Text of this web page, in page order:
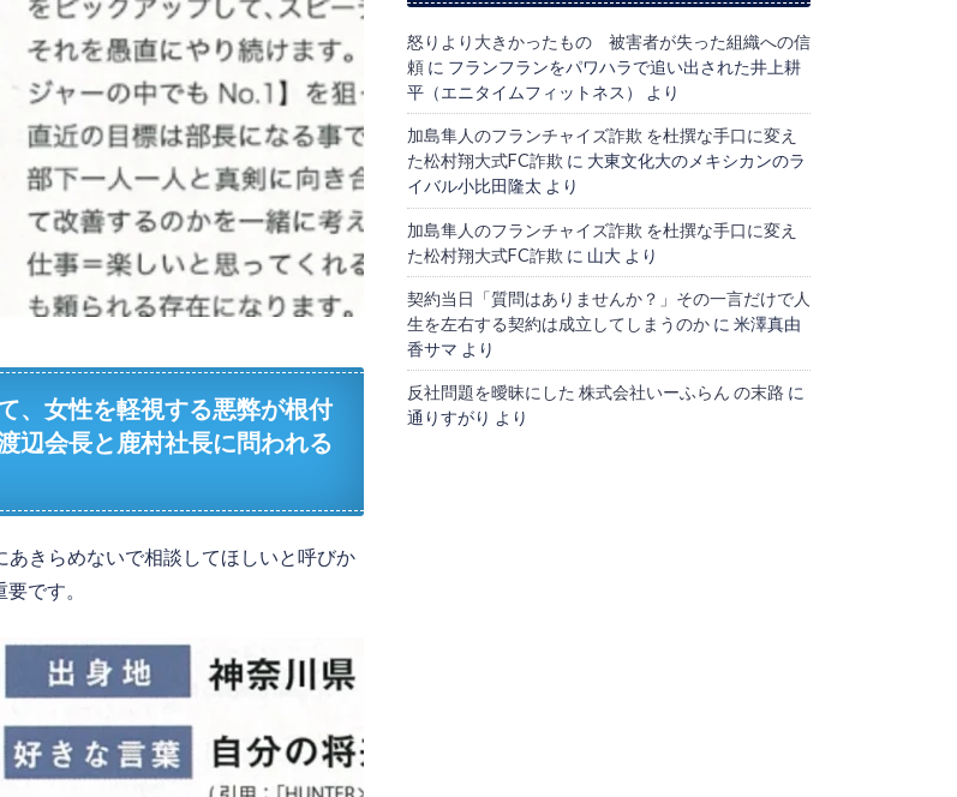
、女性を軽視する悪弊が根付
辺会長と鹿村社長に問われる
あきらめないで相談してほしいと呼びか
です。
怒りより大きかったもの 被害者が失った組織への信
頼 に フランフランをパワハラで追い出された井上耕
平（エニタイムフィットネス）
より
加島隼人のフランチャイズ詐欺 を杜撰な手口に変え
た松村翔大式FC詐欺 に 大東文化大のメキシカンのラ
イバル小比田隆太 より
加島隼人のフランチャイズ詐欺 を杜撰な手口に変え
た松村翔大式FC詐欺 に 山大 より
契約当日「質問はありませんか？」その一言だけで人
生を左右する契約は成立してしまうのか に 米澤真由
香サマ より
反社問題を曖昧にした 株式会社いーふらん の末路 に
通りすがり より